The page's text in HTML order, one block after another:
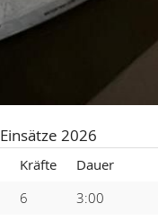
Einsätze 2026
Kräfte Dauer
6 3:00